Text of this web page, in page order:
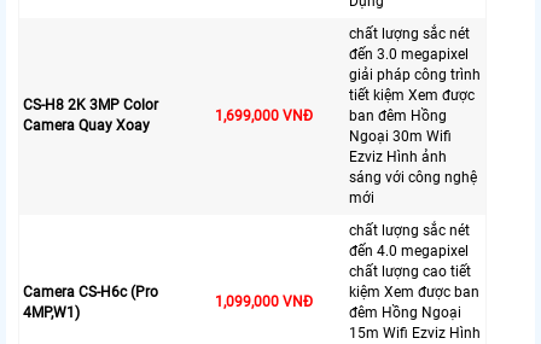
CS-H8 2K 3MP Color
Camera Quay Xoay
1,699,000 VNĐ
chất lượng sắc nét
đến 3.0 megapixel
giải pháp công trình
tiết kiệm Xem được
ban đêm Hồng
Ngoại 30m Wifi
Ezviz Hình ảnh
sáng với công nghệ
mới
Camera CS-H6c (Pro
4MP,W1)
1,099,000 VNĐ
chất lượng sắc nét
đến 4.0 megapixel
chất lượng cao tiết
kiệm Xem được ban
đêm Hồng Ngoại
15m Wifi Ezviz Hình